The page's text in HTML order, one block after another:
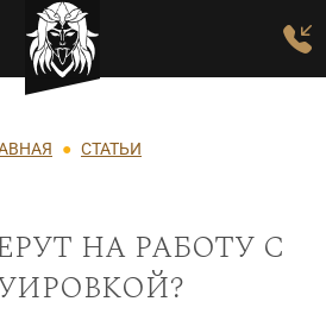
содержанию
СТАТЬИ
на работу с